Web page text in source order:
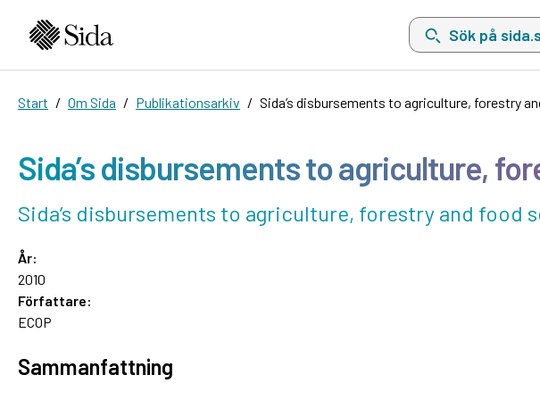
Sök på sida.se,
Start Om Sida Publikationsarkiv Sida’s disbursements to agriculture, forestry
Sida’s disbursements to agriculture,
Sida’s disbursements to agriculture, forestry and food
År:
2010
Författare:
ECOP
Sammanfattning